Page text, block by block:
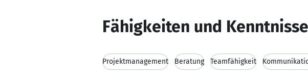
Fähigkeiten und Kenntnisse
Projektmanagement Beratung Teamfähigkeit